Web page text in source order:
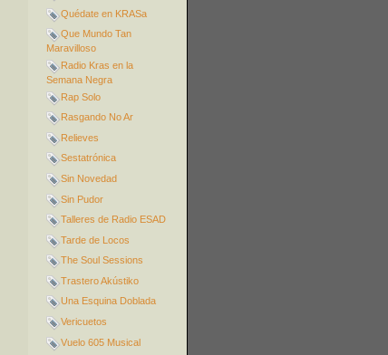
Quédate en KRASa
Que Mundo Tan
Maravilloso
Radio Kras en la
Semana Negra
Rap Solo
Rasgando No Ar
Relieves
Sestatrónica
Sin Novedad
Sin Pudor
Talleres de Radio ESAD
Tarde de Locos
The Soul Sessions
Trastero Akústiko
Una Esquina Doblada
Vericuetos
Vuelo 605 Musical